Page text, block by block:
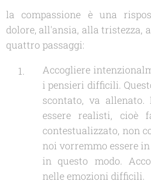
la compassione è una
dolore, all'ansia, alla tristezza,
quattro passaggi:
Accogliere
i pensieri difficili.
scontato, va allenato.
essere realisti,
contestualizzato, non
noi vorremmo essere
in questo modo.
nelle emozioni difficili.